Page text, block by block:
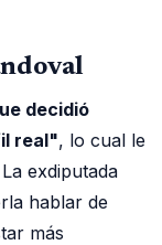
decidió
real", lo cual le
exdiputada
hablar de
más